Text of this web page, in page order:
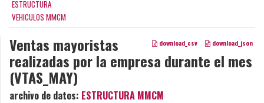
ESTRUCTURA
VEHICULOS MMCM
download_csv download_json
Ventas mayoristas
realizadas por la empresa durante el mes
(VTAS_MAY)
archivo de datos: ESTRUCTURA MMCM